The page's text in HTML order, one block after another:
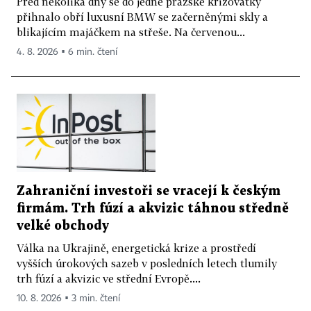
přihnalo obří luxusní BMW se začerněnými skly a
blikajícím majáčkem na střeše. Na červenou...
4. 8. 2026 ▪ 6 min. čtení
Zahraniční investoři se vracejí k českým
firmám. Trh fúzí a akvizic táhnou středně
velké obchody
Válka na Ukrajině, energetická krize a prostředí
vyšších úrokových sazeb v posledních letech tlumily
trh fúzí a akvizic ve střední Evropě....
10. 8. 2026 ▪ 3 min. čtení